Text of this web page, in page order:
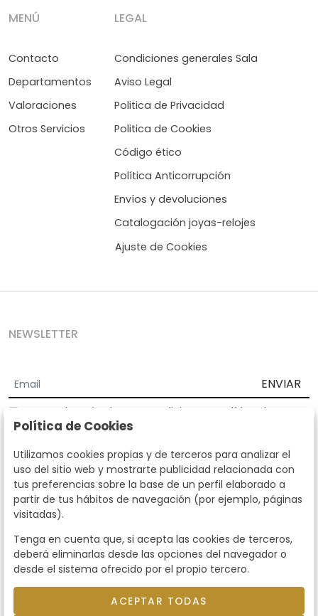
MENÚ
Contacto
Departamentos
Valoraciones
Otros Servicios
LEGAL
Condiciones generales Sala
Aviso Legal
Politica de Privacidad
Politica de Cookies
Código ético
Política Anticorrupción
Envíos y devoluciones
Catalogación joyas-relojes
Ajuste de Cookies
NEWSLETTER
ENVIAR
Acepto los Términos y Condiciones
Política de
privacidad
Según la LOPD y disposiciones de desarrollo, informamos que sus
datos personales serán tratados por parte de Subastas Segre con la
finalidad de gestionar la relación comercial. Puede ejercitar los
derechos de acceso, rectificación, cancelación, oposición y demás
derechos en los términos establecidos en la normativa vigente
dirigiéndote a nosotros. Asimismo, nos puede solicitar el envío de
llamando al teléfono 915159584 o enviando un e-mail a
info@subastassegre.es
Este sitio está protegido por reCAPTCHA y se aplican la
Términos de servicio de Google.
Política de Cookies
Utilizamos cookies propias y de terceros para analizar el
uso del sitio web y mostrarte publicidad relacionada con
tus preferencias sobre la base de un perfil elaborado a
partir de tus hábitos de navegación (por ejemplo, páginas
visitadas).
Tenga en cuenta que, si acepta las cookies de terceros,
deberá eliminarlas desde las opciones del navegador o
desde el sistema ofrecido por el propio tercero.
ACEPTAR TODAS